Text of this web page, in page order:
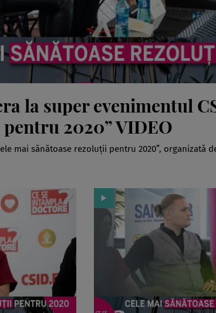
la super evenimentul
2020” VIDEO
mai sănătoase rezoluţii pentru 2020”, organizată